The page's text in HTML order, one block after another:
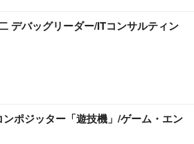
デバッグリーダー/ITコンサルティン
ンポジッター「遊技機」/ゲーム・エン